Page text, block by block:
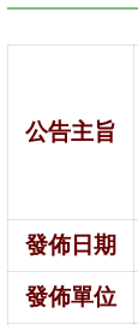
公告主旨
發佈日期
發佈單位